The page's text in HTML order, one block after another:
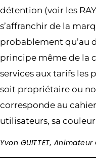
détention (voir les
s’affranchir de la
probablement qu’au
principe même de la
services aux tarifs les
soit propriétaire ou
corresponde au
utilisateurs, sa
Yvon GUITTET,